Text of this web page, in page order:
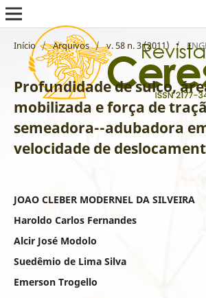
Início / Arquivos / v. 58 n. 3 (2011) /
Profundidade de sulco,
mobilizada e força de
semeadora--adubadora
velocidade de
JOAO CLEBER MODERNEL DA SILVEIRA
Haroldo Carlos Fernandes
Alcir José Modolo
Suedêmio de Lima Silva
Emerson Trogello